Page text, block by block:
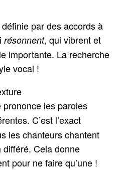
par des accords à
résonnent, qui vibrent et
importante. La recherche
vocal !
les paroles
C’est l’exact
les chanteurs chantent
Cela donne
pour ne faire qu’une !